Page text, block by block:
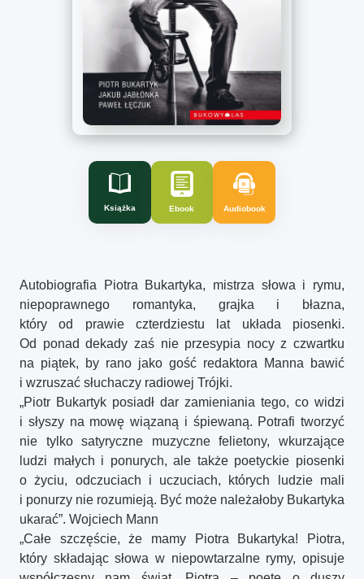
Książka Ebook Audiobook
Autobiografia Piotra Bukartyka, mistrza słowa i rymu,
niepoprawnego romantyka, grajka i błazna,
który od prawie czterdziestu lat układa piosenki.
Od ponad dekady zaś nie przesypia nocy z czwartku
na piątek, by rano jako gość redaktora Manna bawić
i wzruszać słuchaczy radiowej Trójki.
„Piotr Bukartyk posiadł dar zamieniania tego, co widzi
i słyszy na mowę wiązaną i śpiewaną. Potrafi tworzyć
nie tylko satyryczne muzyczne felietony, wkurzające
ludzi małych i ponurych, ale także poetyckie piosenki
o życiu, odczuciach i uczuciach, których ludzie mali
i ponurzy nie rozumieją. Być może należałoby Bukartyka
ukarać”. Wojciech Mann
„Całe szczęście, że mamy Piotra Bukartyka! Piotra,
który składając słowa w niepowtarzalne rymy, opisuje